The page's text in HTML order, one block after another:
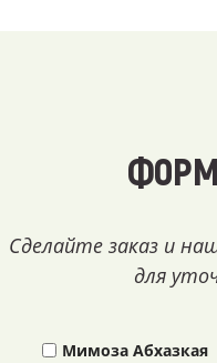
Сделайте заказ и
для
Мимоза Абхазкая